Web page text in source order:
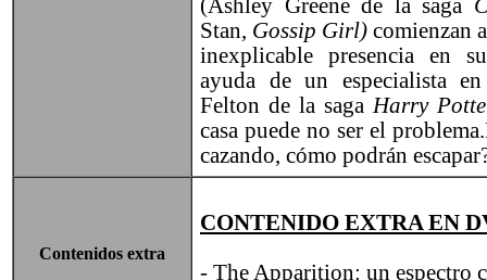
(Ashley Greene de la saga
Stan, Gossip Girl) comienzan
inexplicable presencia en
ayuda de un especialista
Felton de la saga Harry
casa puede no ser el
cazando, cómo podrán
Contenidos extra
CONTENIDO EXTRA EN
- The Apparition: un espectro